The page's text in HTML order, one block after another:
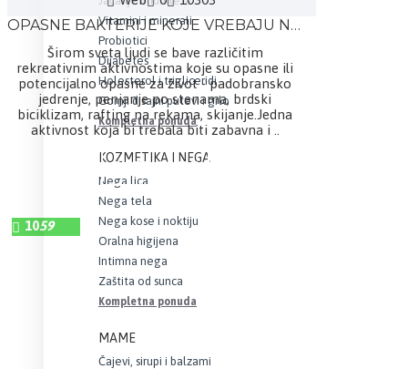
Vitamini i minerali
Probiotici
Dijabetes
Holesterol i trigliceridi
Gornji disajni putevi i grlo
Kompletna ponuda
KOZMETIKA I NEGA
Nega lica
Nega tela
Nega kose i noktiju
Oralna higijena
Intimna nega
Zaštita od sunca
Kompletna ponuda
MAME
Čajevi, sirupi i balzami
OPASNE BAKTERIJE KOJE VREBAJU NA GRADSKIM PLAŽAMA I BAZENIMA
Širom sveta ljudi se bave različitim
rekreativnim aktivnostima koje su opasne ili
potencijalno opasne za život - padobransko
jedrenje, penjanje po stenama, brdski
biciklizam, rafting na rekama, skijanje.Jedna
aktivnost koja bi trebala biti zabavna i ..
DETALJNIJE
1059